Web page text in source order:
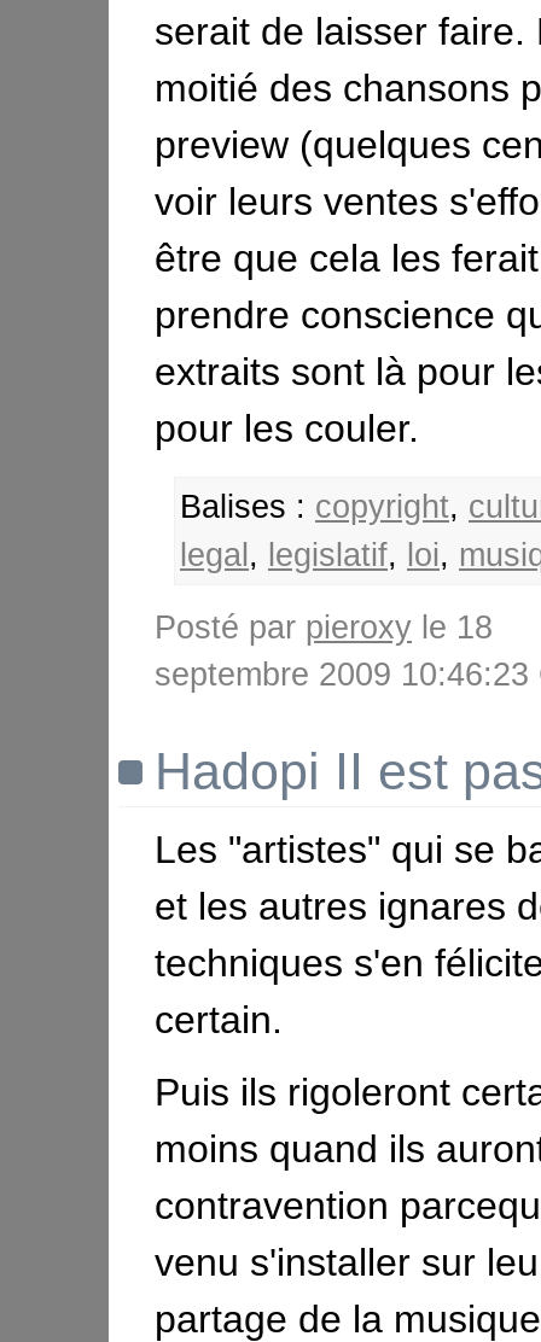
serait de laisser faire.
moitié des chansons
preview (quelques
voir leurs ventes
être que cela les
prendre conscience
extraits sont là pour
pour les couler.
Balises : copyright,
legal , legislatif, loi,
Posté par pieroxy le 18
septembre 2009
Hadopi II est
Les "artistes" qui se
et les autres ignares
techniques s'en
certain.
Puis ils rigoleront
moins quand ils
contravention
venu s'installer sur
partage de la